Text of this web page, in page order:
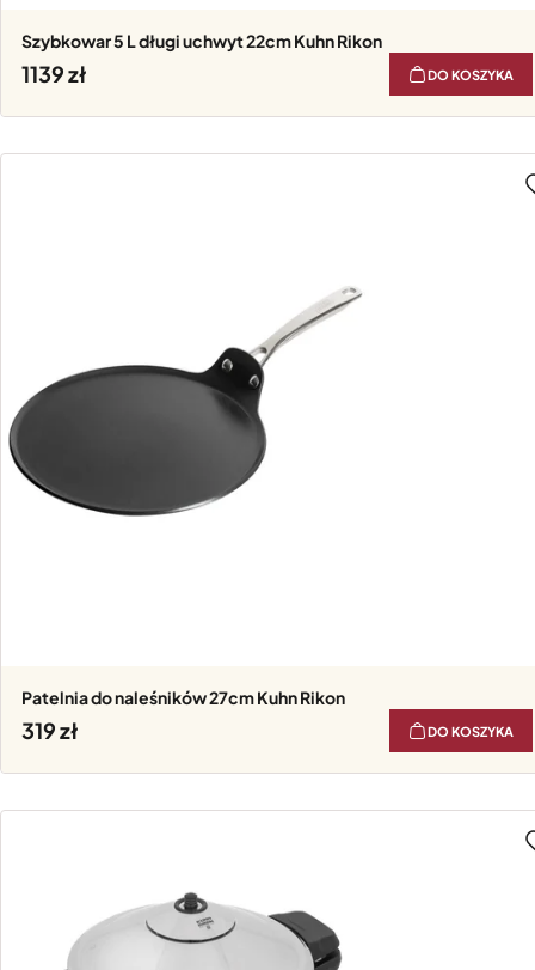
Szybkowar 5 L długi uchwyt 22cm Kuhn Rikon
1139 DO KOSZYKA
Patelnia do naleśników 27cm Kuhn Rikon
319 DO KOSZYKA